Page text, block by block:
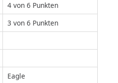
4 von 6 Punkten
3 von 6 Punkten
Eagle